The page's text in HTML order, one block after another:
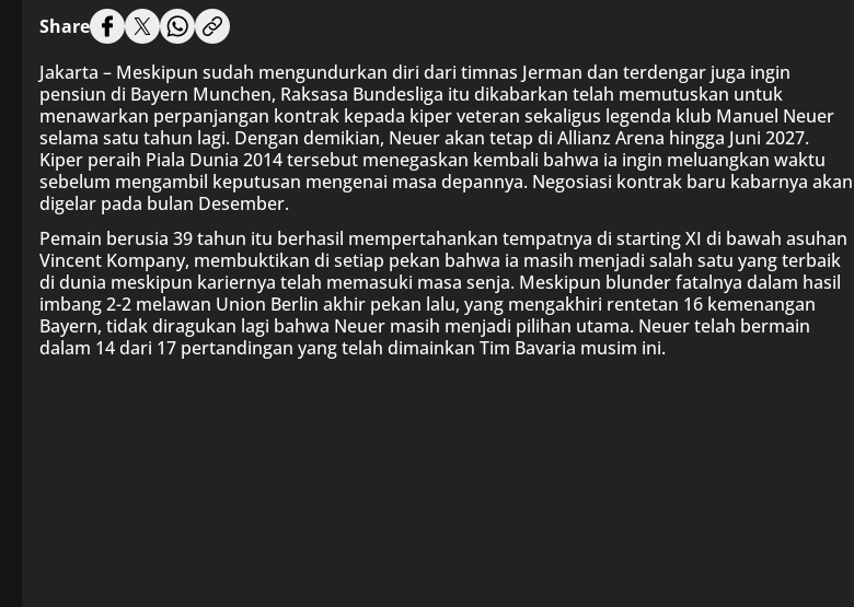
Share
Jakarta – Meskipun sudah mengundurkan diri dari timnas Jerman dan terdengar juga ingin
pensiun di Bayern Munchen, Raksasa Bundesliga itu dikabarkan telah memutuskan untuk
menawarkan perpanjangan kontrak kepada kiper veteran sekaligus legenda klub Manuel Neuer
selama satu tahun lagi. Dengan demikian, Neuer akan tetap di Allianz Arena hingga Juni 2027.
Kiper peraih Piala Dunia 2014 tersebut menegaskan kembali bahwa ia ingin meluangkan waktu
sebelum mengambil keputusan mengenai masa depannya. Negosiasi kontrak baru kabarnya akan
digelar pada bulan Desember.
Pemain berusia 39 tahun itu berhasil mempertahankan tempatnya di starting XI di bawah asuhan
Vincent Kompany, membuktikan di setiap pekan bahwa ia masih menjadi salah satu yang terbaik
di dunia meskipun kariernya telah memasuki masa senja. Meskipun blunder fatalnya dalam hasil
imbang 2-2 melawan Union Berlin akhir pekan lalu, yang mengakhiri rentetan 16 kemenangan
Bayern, tidak diragukan lagi bahwa Neuer masih menjadi pilihan utama. Neuer telah bermain
dalam 14 dari 17 pertandingan yang telah dimainkan Tim Bavaria musim ini.